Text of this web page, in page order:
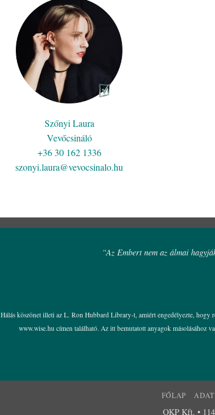
Szőnyi Laura
Vevőcsináló
+36 30 162 1336
szonyi.laura@vevocsinalo.hu
“Az Embert nem az álmai
Hálás köszönet illeti az L. Ron Hubbard Library-t, amiért engedélyezte,
www.wise.hu címen található. Az itt bemutatott anyagok másolásához
FŐLAP
OKP Kft. •